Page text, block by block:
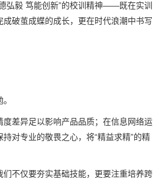
弘毅 笃能创新”的校训精神——既在实训
破茧成蝶的成长，更在时代浪潮中书写
差异足以影响产品品质；在信息网络运
对专业的敬畏之心，将“精益求精”的精
不仅要夯实基础技能，更要注重培养跨